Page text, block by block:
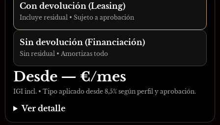
Con devolución (Leasing)
Incluye residual • Sujeto a aprobación
Sin devolución (Financiación)
Sin residual • Amortizas todo
Desde — €/mes
IGI incl. • Tipo aplicado desde 8,5% según perfil y aprobación.
Ver detalle